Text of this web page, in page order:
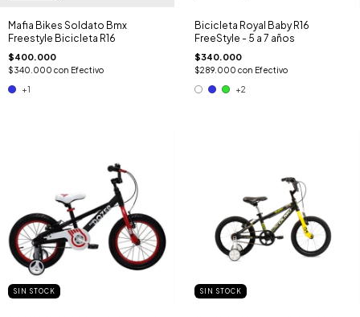
Mafia Bikes Soldato Bmx
Freestyle Bicicleta R16
$400.000
$340.000 con Efectivo
+1
Bicicleta Royal Baby R16
FreeStyle - 5 a 7 años
$340.000
$289.000 con Efectivo
+2
SIN STOCK SIN STOCK